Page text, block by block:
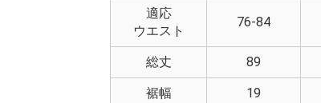
適応
ウエスト
76-84
総丈 89
裾幅 19